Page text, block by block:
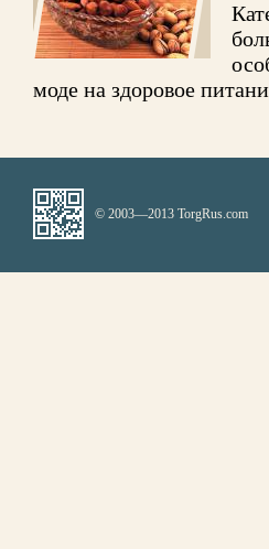
моде на здоровое
© 2003—2013 TorgRus.com